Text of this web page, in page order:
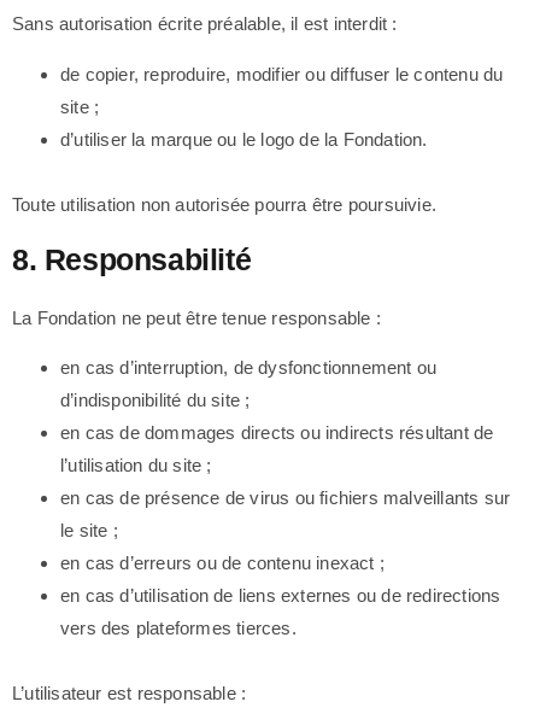
Sans autorisation écrite préalable, il est interdit :
de copier, reproduire, modifier ou diffuser le contenu du
site ;
d’utiliser la marque ou le logo de la Fondation.
Toute utilisation non autorisée pourra être poursuivie.
8. Responsabilité
La Fondation ne peut être tenue responsable :
en cas d’interruption, de dysfonctionnement ou
d’indisponibilité du site ;
en cas de dommages directs ou indirects résultant de
l’utilisation du site ;
en cas de présence de virus ou fichiers malveillants sur
le site ;
en cas d’erreurs ou de contenu inexact ;
en cas d’utilisation de liens externes ou de redirections
vers des plateformes tierces.
L’utilisateur est responsable :